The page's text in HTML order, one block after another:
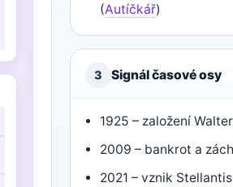
(Autíčkář)
3 Signál časové osy
1925 – založení
2009 – bankrot a
2021 – vznik Stellantis